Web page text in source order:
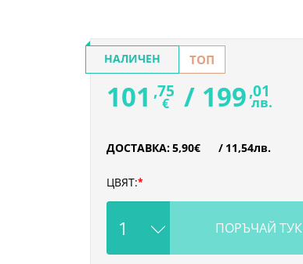
ТОП
НАЛИЧЕН
101 ,75
€ / 199,01
лв.
ДОСТАВКА:5,90€ / 11,54лв.
ЦВЯТ:
ПОРЪЧАЙ ТУК